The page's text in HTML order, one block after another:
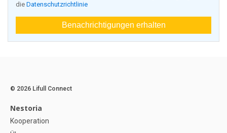
die Datenschutzrichtlinie
Benachrichtigungen erhalten
© 2026 Lifull Connect
Nestoria
Kooperation